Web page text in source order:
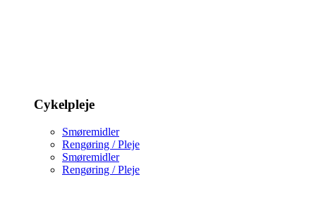
Cykelpleje
Smøremidler
Rengøring / Pleje
Smøremidler
Rengøring / Pleje